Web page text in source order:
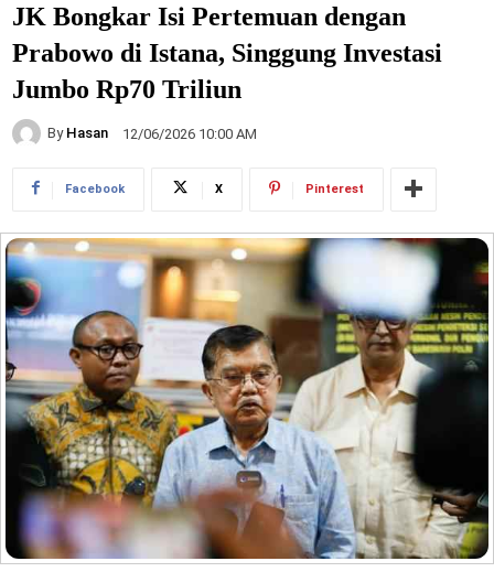
JK Bongkar Isi Pertemuan dengan
Prabowo di Istana, Singgung Investasi
Jumbo Rp70 Triliun
By Hasan 12/06/2026 10:00 AM
Facebook X Pinterest